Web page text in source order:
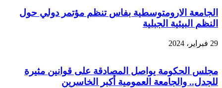
الجامعة الارومتوسطية بفاس تنظم مؤتمر دولي حول
النظم البيئية الجبلية
29 فبراير، 2024
مجلس الحكومة يواصل المصادقة على قوانين مثيرة
للجدل.. والجامعة العمومية أكبر الخاسرين